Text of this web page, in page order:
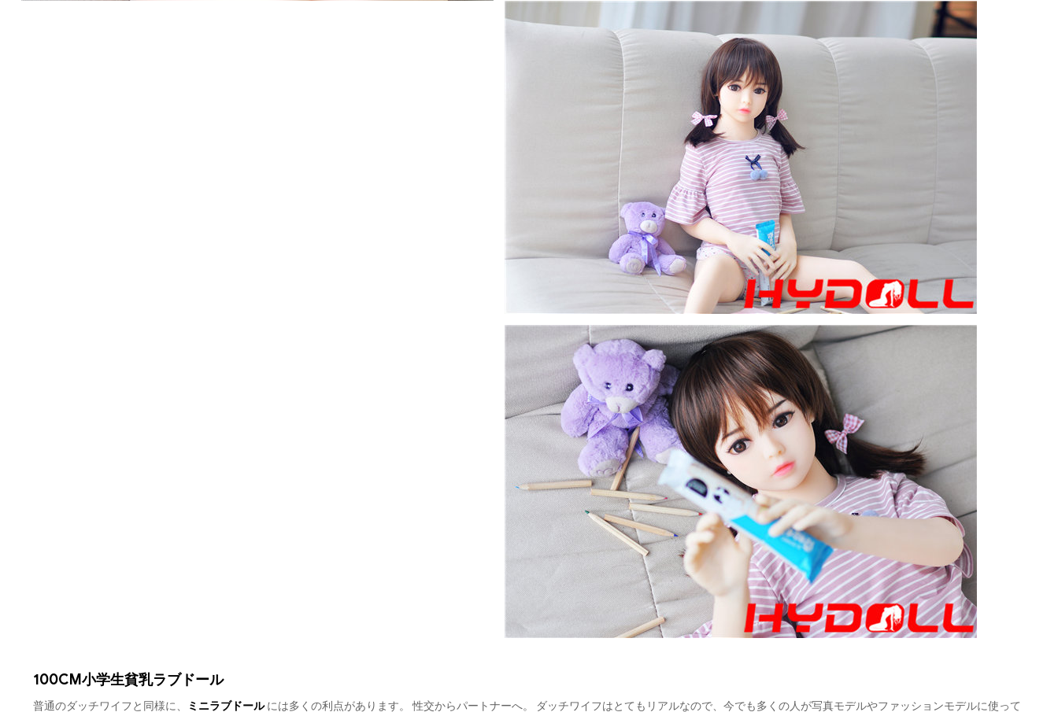
100CM小学生貧乳ラブドール
普通のダッチワイフと同様に、 ミニラブドールには多くの利点があります。 性交からパートナーへ。 ダッチワイフはとてもリアルなので、今でも多くの人が写真モデルやファッションモデルに使って